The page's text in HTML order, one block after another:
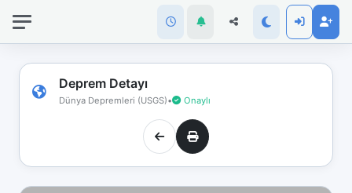
Deprem Detayı
Dünya Depremleri (USGS)• Onaylı
bağlantınız
koptu!
Çevrimdışı
moddasınız.